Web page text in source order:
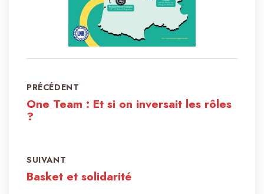
PRÉCÉDENT
One Team : Et si on inversait les rôles
?
SUIVANT
Basket et solidarité